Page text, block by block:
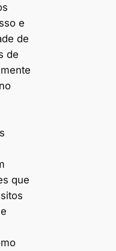
e
de
de
que